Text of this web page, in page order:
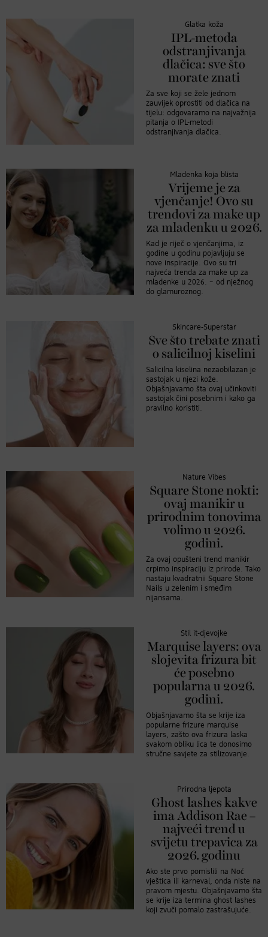
Glatka koža
IPL-metoda
odstranjivanja
dlačica: sve što
morate znati
Za sve koji se žele jednom
zauvijek oprostiti od dlačica na
tijelu: odgovaramo na najvažnija
pitanja o IPL-metodi
odstranjivanja dlačica.
Mladenka koja blista
Vrijeme je za
vjenčanje! Ovo su
trendovi za make up
za mladenku u 2026.
Kad je riječ o vjenčanjima, iz
godine u godinu pojavljuju se
nove inspiracije. Ovo su tri
najveća trenda za make up za
mladenke u 2026. – od nježnog
do glamuroznog.
Skincare-Superstar
Sve što trebate znati
o salicilnoj kiselini
Salicilna kiselina nezaobilazan je
sastojak u njezi kože.
Objašnjavamo šta ovaj učinkoviti
sastojak čini posebnim i kako ga
pravilno koristiti.
Nature Vibes
Square Stone nokti:
ovaj manikir u
prirodnim tonovima
volimo u 2026.
godini.
Za ovaj opušteni trend manikir
crpimo inspiraciju iz prirode. Tako
nastaju kvadratnii Square Stone
Nails u zelenim i smeđim
nijansama.
Stil it-djevojke
Marquise layers: ova
slojevita frizura bit
će posebno
popularna u 2026.
godini.
Objašnjavamo šta se krije iza
popularne frizure marquise
layers, zašto ova frizura laska
svakom obliku lica te donosimo
stručne savjete za stilizovanje.
Prirodna ljepota
Ghost lashes kakve
ima Addison Rae –
najveći trend u
svijetu trepavica za
2026. godinu
Ako ste prvo pomislili na Noć
vještica ili karneval, onda niste na
pravom mjestu. Objašnjavamo šta
se krije iza termina ghost lashes
koji zvuči pomalo zastrašujuće.